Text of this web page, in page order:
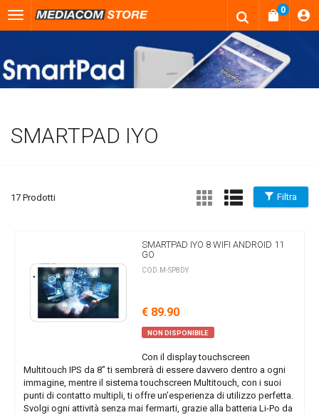
0
SMARTPAD IYO
Filtra
17 Prodotti
SMARTPAD IYO 8 WIFI ANDROID 11
GO
COD.M-SP8DY
€ 89.90
NON DISPONIBILE
Con il display touchscreen
Multitouch IPS da 8” ti sembrerà di essere davvero dentro a ogni
immagine, mentre il sistema touchscreen Multitouch, con i suoi
punti di contatto multipli, ti offre un’esperienza di utilizzo perfetta.
Svolgi ogni attività senza mai fermarti, grazie alla batteria Li-Po da